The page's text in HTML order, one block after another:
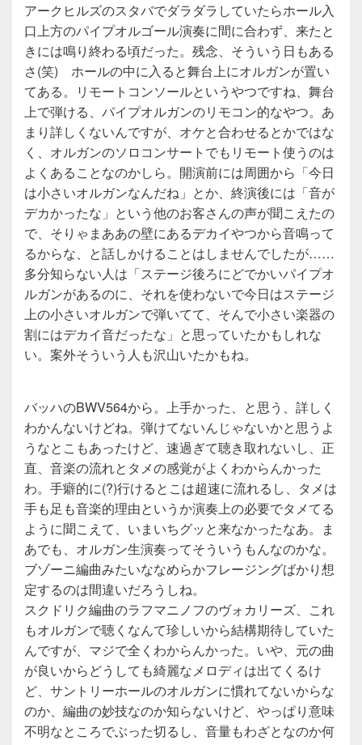
アークヒルズのスタバでダラダラしていたらホール入
口上方のパイプオルゴール演奏に間に合わず、来たと
きには鳴り終わる頃だった。残念、そういう日もある
さ(笑) ホールの中に入ると舞台上にオルガンが置い
てある。リモートコンソールというやつですね、舞台
上で弾ける、パイプオルガンのリモコン的なやつ。あ
まり詳しくないんですが、オケと合わせるとかではな
く、オルガンのソロコンサートでもリモート使うのは
よくあることなのかしら。開演前には周囲から「今日
は小さいオルガンなんだね」とか、終演後には「音が
デカかったな」という他のお客さんの声が聞こえたの
で、そりゃまああの壁にあるデカイやつから音鳴って
るからな、と話しかけることはしませんでしたが……
多分知らない人は「ステージ後ろにどでかいパイプオ
ルガンがあるのに、それを使わないで今日はステージ
上の小さいオルガンで弾いてて、そんで小さい楽器の
割にはデカイ音だったな」と思っていたかもしれな
い。案外そういう人も沢山いたかもね。
バッハのBWV564から。上手かった、と思う、詳しく
わかんないけどね。弾けてないんじゃないかと思うよ
うなとこもあったけど、速過ぎて聴き取れないし、正
直、音楽の流れとタメの感覚がよくわからんかった
わ。手癖的に(?)行けるとこは超速に流れるし、タメは
手も足も音楽的理由というか演奏上の必要でタメてる
ように聞こえて、いまいちグッと来なかったなあ。ま
あでも、オルガン生演奏ってそういうもんなのかな。
ブゾーニ編曲みたいななめらかフレージングばかり想
定するのは間違いだろうしね。
スクドリク編曲のラフマニノフのヴォカリーズ、これ
もオルガンで聴くなんて珍しいから結構期待していた
んですが、マジで全くわからんかった。いや、元の曲
が良いからどうしても綺麗なメロディは出てくるけ
ど、サントリーホールのオルガンに慣れてないからな
のか、編曲の妙技なのか知らないけど、やっぱり意味
不明なところでぶった切るし、音量もわざとなのか何